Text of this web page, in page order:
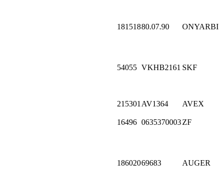
18151880.07.90 ONYARBI
54055 VKHB2161 SKF
215301 AV1364 AVEX
16496 0635370003ZF
18602069683 AUGER